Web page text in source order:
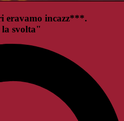
eravamo incazz***.
la svolta"